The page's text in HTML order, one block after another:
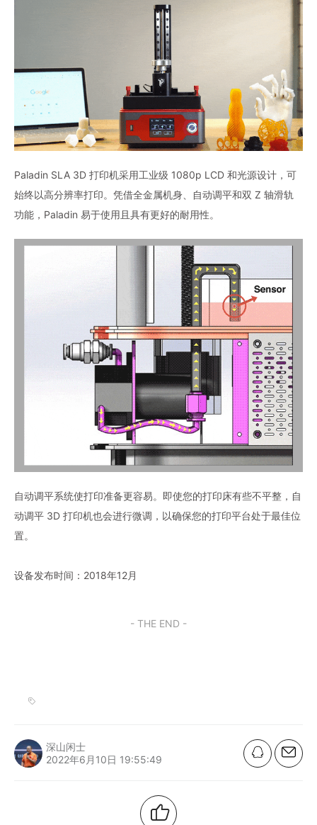
Paladin SLA 3D 打印机采用工业级 1080p LCD 和光源设计，可
始终以高分辨率打印。凭借全金属机身、自动调平和双 Z 轴滑轨
功能，Paladin 易于使用且具有更好的耐用性。
自动调平系统使打印准备更容易。即使您的打印床有些不平整，自
动调平 3D 打印机也会进行微调，以确保您的打印平台处于最佳位
置。
设备发布时间：2018年12月
- THE END -
深山闲士
2022年6月10日 19:55:49